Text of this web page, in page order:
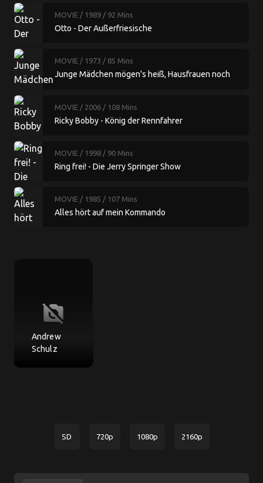
MOVIE / 1989 / 92 Mins
Otto - Der Außerfriesische
MOVIE / 1973 / 85 Mins
Junge Mädchen mögen's heiß, Hausfrauen noch
MOVIE / 2006 / 108 Mins
Ricky Bobby - König der Rennfahrer
MOVIE / 1998 / 90 Mins
Ring frei! - Die Jerry Springer Show
MOVIE / 1985 / 107 Mins
Alles hört auf mein Kommando
no_photography
Andrew
Schulz
SD 720p 1080p 2160p